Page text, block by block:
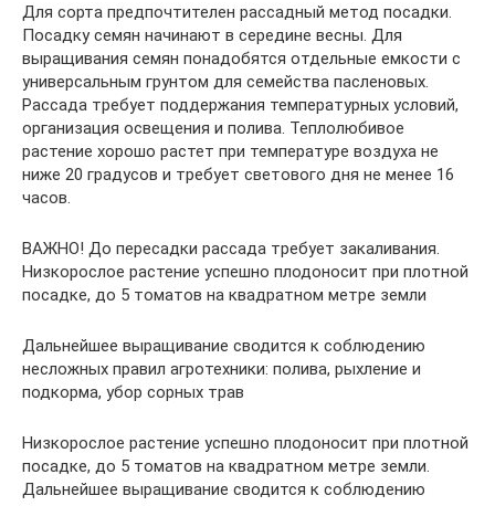
Для сорта предпочтителен рассадный метод посадки.
Посадку семян начинают в середине весны. Для
выращивания семян понадобятся отдельные емкости с
универсальным грунтом для семейства пасленовых.
Рассада требует поддержания температурных условий,
организация освещения и полива. Теплолюбивое
растение хорошо растет при температуре воздуха не
ниже 20 градусов и требует светового дня не менее 16
часов.
ВАЖНО! До пересадки рассада требует закаливания.
Низкорослое растение успешно плодоносит при плотной
посадке, до 5 томатов на квадратном метре земли
Дальнейшее выращивание сводится к соблюдению
несложных правил агротехники: полива, рыхление и
подкорма, убор сорных трав
Низкорослое растение успешно плодоносит при плотной
посадке, до 5 томатов на квадратном метре земли.
Дальнейшее выращивание сводится к соблюдению